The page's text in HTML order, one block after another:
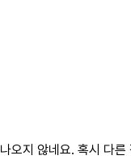
오지 않네요. 혹시 다